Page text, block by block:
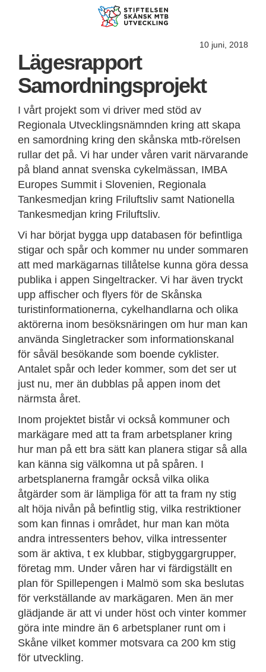
10 juni, 2018
Lägesrapport
Samordningsprojekt
I vårt projekt som vi driver med stöd av
Regionala Utvecklingsnämnden kring att skapa
en samordning kring den skånska mtb-rörelsen
rullar det på. Vi har under våren varit närvarande
på bland annat svenska cykelmässan, IMBA
Europes Summit i Slovenien, Regionala
Tankesmedjan kring Friluftsliv samt Nationella
Tankesmedjan kring Friluftsliv.
Vi har börjat bygga upp databasen för befintliga
stigar och spår och kommer nu under sommaren
att med markägarnas tillåtelse kunna göra dessa
publika i appen Singeltracker. Vi har även tryckt
upp affischer och flyers för de Skånska
turistinformationerna, cykelhandlarna och olika
aktörerna inom besöksnäringen om hur man kan
använda Singletracker som informationskanal
för såväl besökande som boende cyklister.
Antalet spår och leder kommer, som det ser ut
just nu, mer än dubblas på appen inom det
närmsta året.
Inom projektet bistår vi också kommuner och
markägare med att ta fram arbetsplaner kring
hur man på ett bra sätt kan planera stigar så alla
kan känna sig välkomna ut på spåren. I
arbetsplanerna framgår också vilka olika
åtgärder som är lämpliga för att ta fram ny stig
alt höja nivån på befintlig stig, vilka restriktioner
som kan finnas i området, hur man kan möta
andra intressenters behov, vilka intressenter
som är aktiva, t ex klubbar, stigbyggargrupper,
företag mm. Under våren har vi färdigställt en
plan för Spillepengen i Malmö som ska beslutas
för verkställande av markägaren. Men än mer
glädjande är att vi under höst och vinter kommer
göra inte mindre än 6 arbetsplaner runt om i
Skåne vilket kommer motsvara ca 200 km stig
för utveckling.